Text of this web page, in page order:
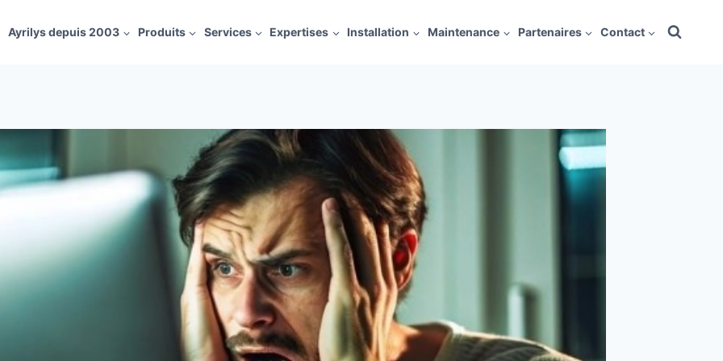
Ayrilys depuis 2003 Produits Services Expertises Installation Maintenance Partenaires Contact